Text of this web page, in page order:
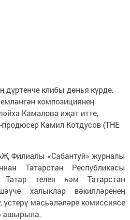
дүртенче клибы дөнья күрде.
композициянең
Камалова иҗат итте,
Камил Котдусов (THE
Филиалы «Сабантуй» журналы
Татарстан Республикасы
телен һәм Татарстан
халыклар вәкилләренең
үстерү мәсьәләләре комиссиясе
ашырыла.